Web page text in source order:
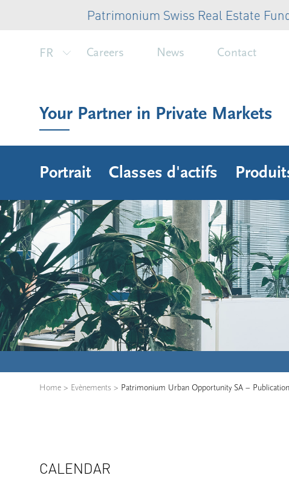
Patrimonium Swiss Real Estate Fund:
FR Careers News Contact
Your Partner in Private Markets
Portrait Classes d'actifs
Home > Evènements > Patrimonium Urban Opportunity SA –
CALENDAR